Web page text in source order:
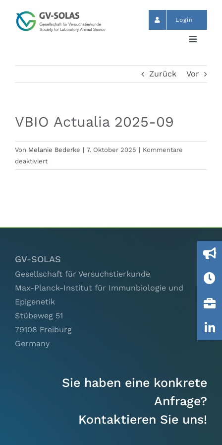
Inhalt
springen
Login
Toggle
Start
GV-SOLAS
Ausschüsse
IGTP
Links
Zurück Vor
VBIO Actualia 2025-09
Von Melanie Bederke | 7. Oktober 2025 | Kommentare
deaktiviertfür
VBIO
GV-SOLAS
Gesellschaft für Versuchstierkunde
Max-Planck-Institut für Immunbiologie und
Epigenetik
Stübeweg 51
79108 Freiburg
Germany
Sie haben eine konkrete
Anfrage?
Kontaktieren Sie uns!